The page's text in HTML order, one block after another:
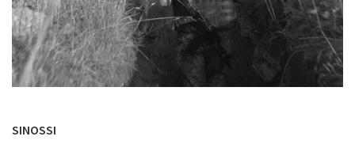
SINOSSI